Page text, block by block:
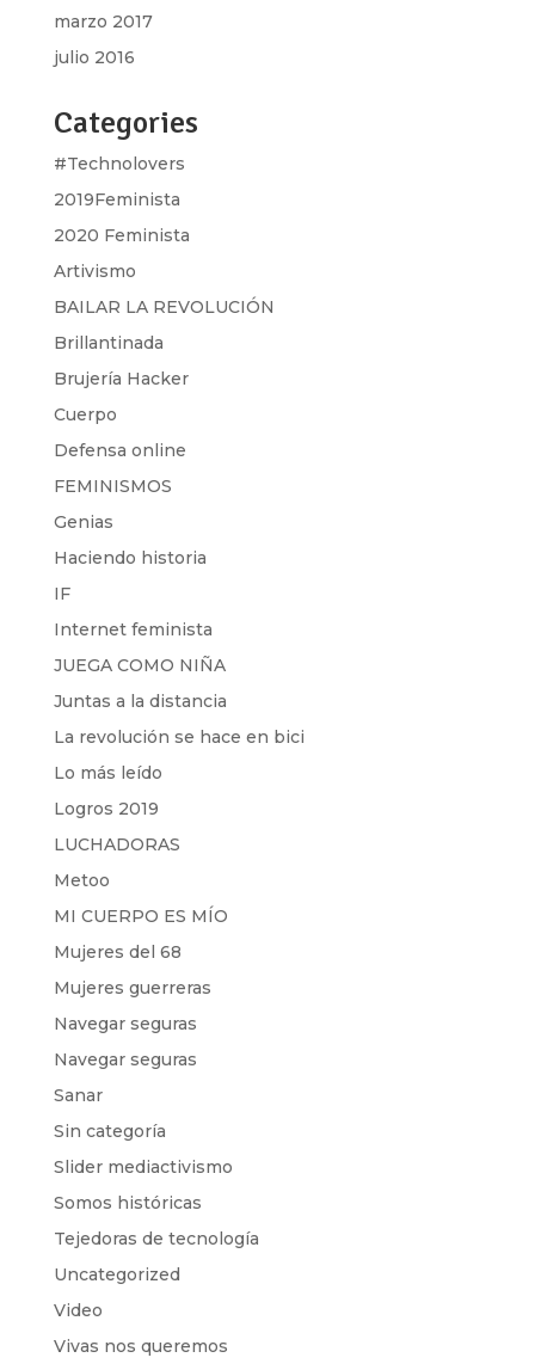
marzo 2017
julio 2016
Categories
#Technolovers
2019Feminista
2020 Feminista
Artivismo
BAILAR LA REVOLUCIÓN
Brillantinada
Brujería Hacker
Cuerpo
Defensa online
FEMINISMOS
Genias
Haciendo historia
IF
Internet feminista
JUEGA COMO NIÑA
Juntas a la distancia
La revolución se hace en bici
Lo más leído
Logros 2019
LUCHADORAS
Metoo
MI CUERPO ES MÍO
Mujeres del 68
Mujeres guerreras
Navegar seguras
Navegar seguras
Sanar
Sin categoría
Slider mediactivismo
Somos históricas
Tejedoras de tecnología
Uncategorized
Video
Vivas nos queremos